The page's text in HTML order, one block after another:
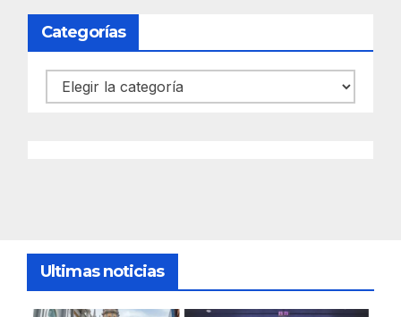
Categorías
Categorías
Ultimas noticias